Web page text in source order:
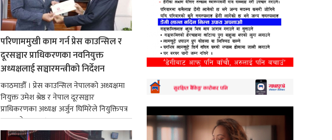
परिणाममुखी काम गर्न प्रेस काउन्सिल र
दूरसञ्चार प्राधिकरणका नवनियुक्त
अध्यक्षलाई सञ्चारमन्त्रीको निर्देशन
काठमाडौँ । प्रेस काउन्सिल नेपालको अध्यक्षमा
नियुक्त उमेश श्रेष्ठ र नेपाल दूरसञ्चार
प्राधिकरणका अध्यक्ष अर्जुन घिमिरेले नियुक्तिपत्र
ग्रहण गरेका छन्।...